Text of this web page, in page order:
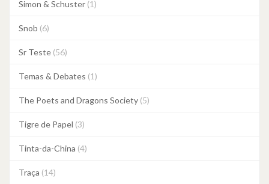
Simon & Schuster (1)
Snob (6)
Sr Teste (56)
Temas & Debates (1)
The Poets and Dragons Society (5)
Tigre de Papel (3)
Tinta-da-China (4)
Traça (14)